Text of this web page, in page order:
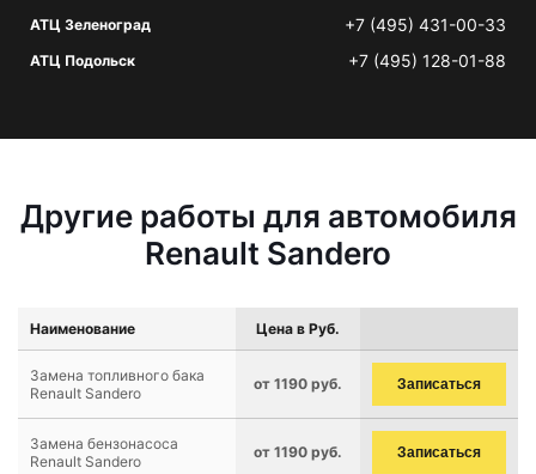
АТЦ Зеленоград +7 (495) 431-00-33
АТЦ Подольск +7 (495) 128-01-88
Другие работы для автомобиля
Renault Sandero
Наименование Цена в Руб.
Замена топливного бака
Renault Sandero
от 1190 руб. Записаться
Замена бензонасоса
Renault Sandero
от 1190 руб. Записаться